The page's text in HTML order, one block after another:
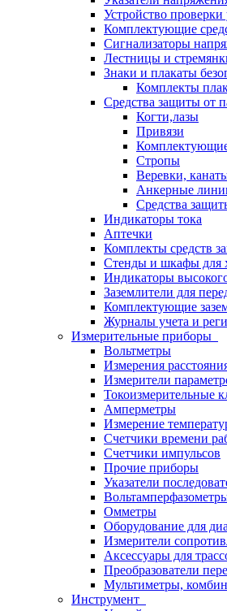
Устройство проверки
Комплектующие
Сигнализаторы
Лестницы и
Знаки и плакаты
Комплекты
Средства защиты от
Когти,лазы
Привязи
Стропы
Веревки,
Анкерные
Средства
Индикаторы тока
Аптечки
Комплекты средств
Стенды и шкафы для
Индикаторы
Заземлители для
Комплектующие
Журналы учета и
Измерительные приборы
Вольтметры
Измерения
Измерители
Токоизмерительные
Амперметры
Измерение
Счетчики времени
Счетчики импульсов
Прочие приборы
Указатели
Омметры
Оборудование для
Измерители
Аксессуары для
Преобразователи
Мультиметры,
Инструмент